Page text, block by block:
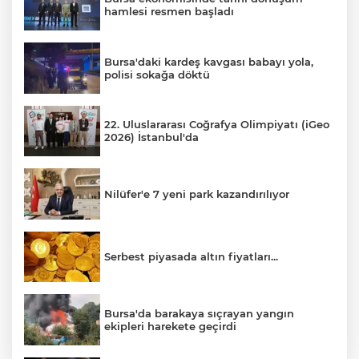
hamlesi resmen başladı
Bursa'daki kardeş kavgası babayı yola,
polisi sokağa döktü
22. Uluslararası Coğrafya Olimpiyatı (iGeo
2026) İstanbul'da
Nilüfer'e 7 yeni park kazandırılıyor
Serbest piyasada altın fiyatları...
Bursa'da barakaya sıçrayan yangın
ekipleri harekete geçirdi